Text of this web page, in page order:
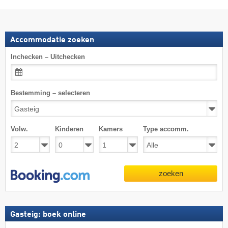
Accommodatie zoeken
Inchecken – Uitchecken
Bestemming – selecteren
Volw. Kinderen Kamers Type accomm.
zoeken
Gasteig: boek online